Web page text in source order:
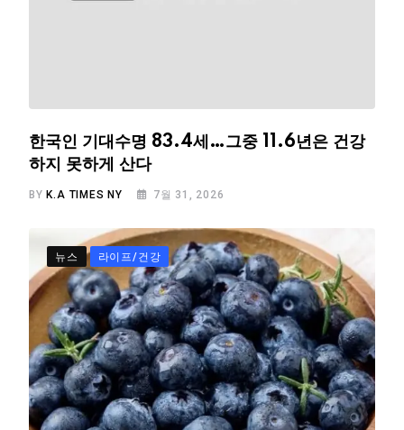
한국인 기대수명 83.4세…그중 11.6년은 건강
하지 못하게 산다
BY K.A TIMES NY 7월 31, 2026
뉴스 라이프/건강